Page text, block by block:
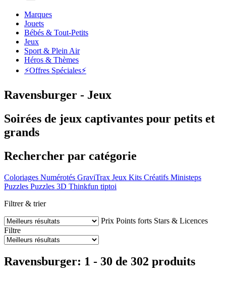
Marques
Jouets
Bébés & Tout-Petits
Jeux
Sport & Plein Air
Héros & Thèmes
⚡️Offres Spéciales⚡️
Ravensburger - Jeux
Soirées de jeux captivantes pour petits et
grands
Rechercher par catégorie
Coloriages Numérotés GraviTrax Jeux Kits Créatifs Ministeps
Puzzles Puzzles 3D Thinkfun tiptoi
Filtrer & trier
Prix Points forts Stars & Licences
Filtre
Ravensburger: 1 - 30 de 302 produits